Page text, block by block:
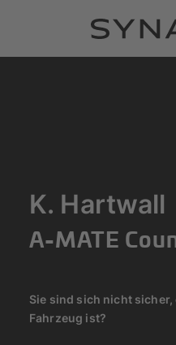
K. Hartwall
A-MATE
Sie sind sich nicht
Fahrzeug ist?